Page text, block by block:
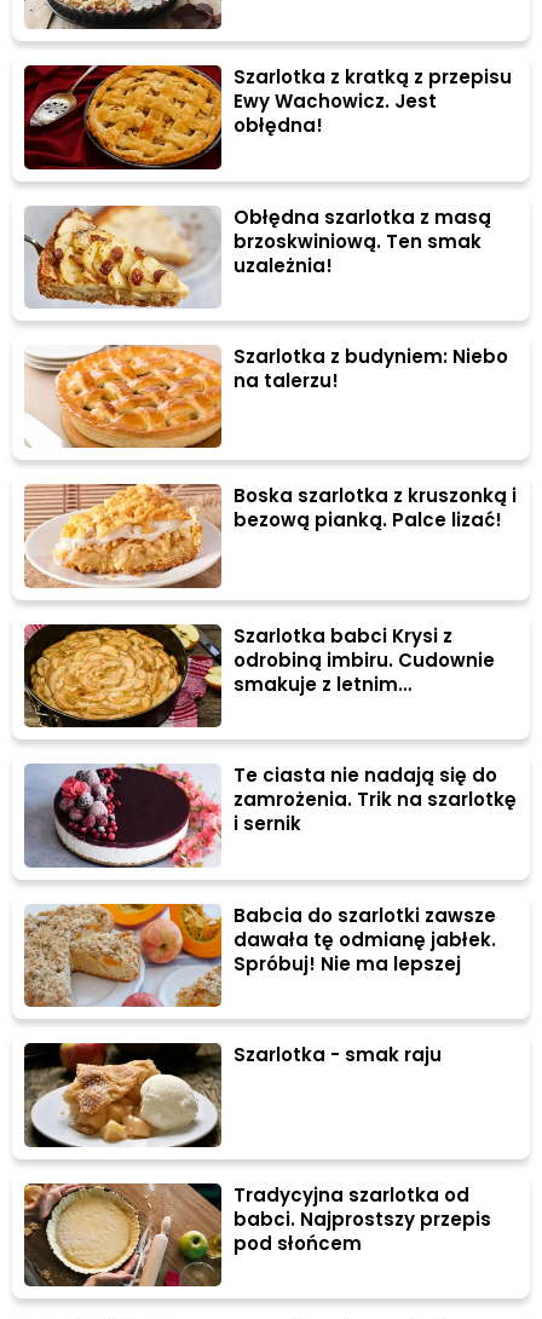
Szarlotka z kratką z przepisu
Ewy Wachowicz. Jest
obłędna!
Obłędna szarlotka z masą
brzoskwiniową. Ten smak
uzależnia!
Szarlotka z budyniem: Niebo
na talerzu!
Boska szarlotka z kruszonką i
bezową pianką. Palce lizać!
Szarlotka babci Krysi z
odrobiną imbiru. Cudownie
smakuje z letnim
Te ciasta nie nadają się do
zamrożenia. Trik na szarlotkę
i sernik
Babcia do szarlotki zawsze
dawała tę odmianę jabłek.
Spróbuj! Nie ma lepszej
Szarlotka - smak raju
Tradycyjna szarlotka od
babci. Najprostszy przepis
pod słońcem